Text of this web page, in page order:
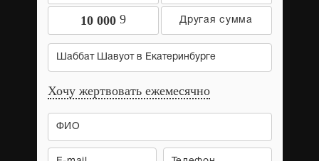
10 000 9
Шаббат Шавуот в Екатеринбурге
Хочу жертвовать ежемесячно